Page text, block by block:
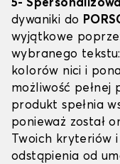
5-
dywaniki do
wyjątkowe
wybranego
kolorów nici i
możliwość pełnej
produkt spełnia
ponieważ został
Twoich kryteriów
odstąpienia od